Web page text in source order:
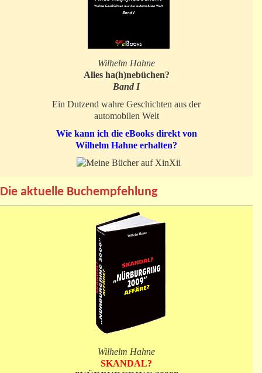
Wilhelm Hahne
Alles ha(h)nebüchen?
Band I
Ein Dutzend wahre Geschichten aus der
automobilen Welt
Wie kann ich die eBooks direkt von
Wilhelm Hahne erhalten?
Die aktuelle Buchempfehlung
Wilhelm Hahne
SKANDAL?